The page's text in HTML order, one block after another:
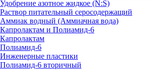
Удобрение азотное жидкое (N:S)
Раствор питательный серосодержащий
Аммиак водный (Аммиачная вода)
Капролактам и Полиамид-6
Капролактам
Полиамид-6
Инженерные пластики
Полиамид-6 вторичный